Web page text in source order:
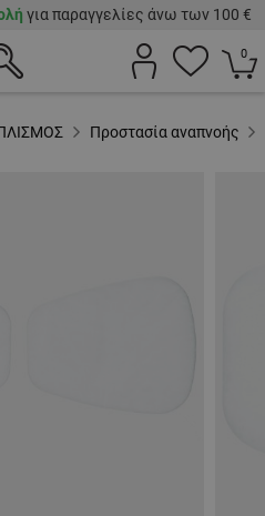
για παραγγελίες άνω των 100 €
0
Προστασία αναπνοής